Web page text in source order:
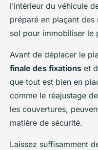
l’intérieur du véhicule
préparé en plaçant
sol pour immobiliser le
Avant de déplacer le
finale des fixations et
que tout est bien en
comme le réajustage
les couvertures,
matière de sécurité.
Laissez suffisamment